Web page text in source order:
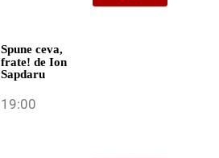
Spune ceva,
frate!de Ion
Sapdaru
19:00